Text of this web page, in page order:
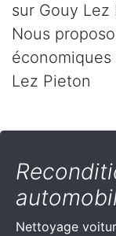
sur Gouy Lez
Nous
Lez Pieton
Nettoyage